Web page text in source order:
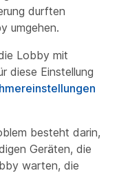
durften
umgehen.
Lobby mit
diese Einstellung
besteht darin,
Geräten, die
warten, die